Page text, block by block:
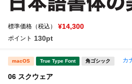
標準価格（税込） ¥14,300
ポイント 130pt
macOS True Type Font 角ゴシック カ
06 スクウェア